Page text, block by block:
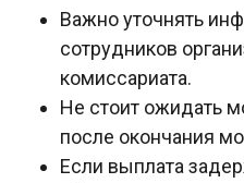
Важно уточнять
сотрудников
комиссариата.
Не стоит ожидать
после окончания
Если выплата